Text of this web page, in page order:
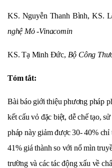
KS. Nguyễn Thanh Bình, KS.
nghệ Mỏ -Vinacomin
KS. Tạ Minh Đức, Bộ Công
Tóm tắt:
Bài báo giới thiệu phương pháp
kết cấu vỏ đặc biệt, dễ chế tạo,
pháp này giảm được 30- 40%
41% giá thành so với nổ mìn
trường và các tác động xấu về